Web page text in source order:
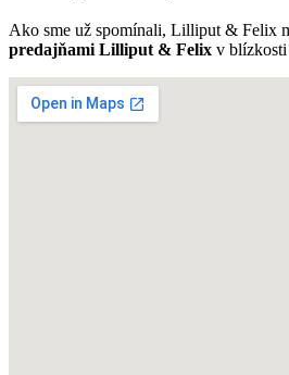
Ako sme už spomínali, Lilliput & Felix
predajňami Lilliput & Felix v